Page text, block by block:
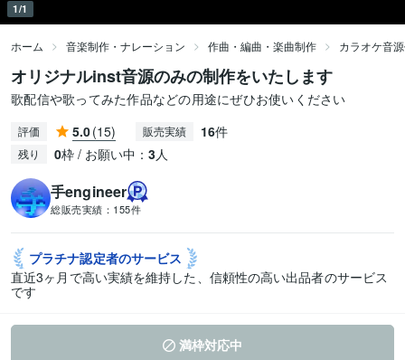
1/1
ホーム 音楽制作・ナレーション 作曲・編曲・楽曲制作 カラオケ音
オリジナルinst音源のみの制作をいたします
歌配信や歌ってみた作品などの用途にぜひお使いください
評価 5.0(15) 販売実績 16件
残り 0枠 / お願い中： 3人
手engineer
総販売実績： 155件
プラチナ認定者のサービス
直近3ヶ月で高い実績を維持した、信頼性の高い出品者のサービス
です
満枠対応中